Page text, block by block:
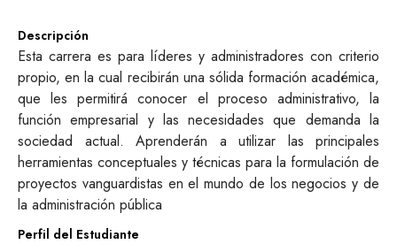
Descripción
Esta carrera es para líderes y administradores con criterio
propio, en la cual recibirán una sólida formación académica,
que les permitirá conocer el proceso administrativo, la
función empresarial y las necesidades que demanda la
sociedad actual. Aprenderán a utilizar las principales
herramientas conceptuales y técnicas para la formulación de
proyectos vanguardistas en el mundo de los negocios y de
la administración pública
Perfil del Estudiante